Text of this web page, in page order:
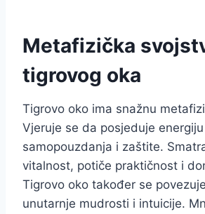
Metafizička
tigrovog oka
Tigrovo oko ima snažnu
Vjeruje se da posjeduje
samopouzdanja i zaštite.
vitalnost, potiče praktičnost i
Tigrovo oko također se
unutarnje mudrosti i intuicije.